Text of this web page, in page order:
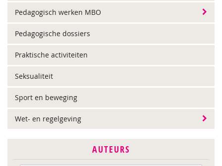
Pedagogisch werken MBO
Pedagogische dossiers
Praktische activiteiten
Seksualiteit
Sport en beweging
Wet- en regelgeving
AUTEURS